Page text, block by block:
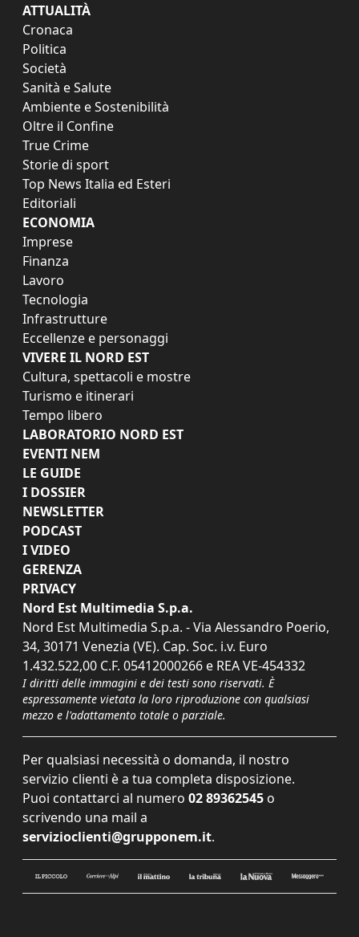
ATTUALITÀ
Cronaca
Politica
Società
Sanità e Salute
Ambiente e Sostenibilità
Oltre il Confine
True Crime
Storie di sport
Top News Italia ed Esteri
Editoriali
ECONOMIA
Imprese
Finanza
Lavoro
Tecnologia
Infrastrutture
Eccellenze e personaggi
VIVERE IL NORD EST
Cultura, spettacoli e mostre
Turismo e itinerari
Tempo libero
LABORATORIO NORD EST
EVENTI NEM
LE GUIDE
I DOSSIER
NEWSLETTER
PODCAST
I VIDEO
GERENZA
PRIVACY
Nord Est Multimedia S.p.a.
Nord Est Multimedia S.p.a. - Via Alessandro Poerio,
34, 30171 Venezia (VE). Cap. Soc. i.v. Euro
1.432.522,00 C.F. 05412000266 e REA VE-454332
I diritti delle immagini e dei testi sono riservati. È
espressamente vietata la loro riproduzione con qualsiasi
mezzo e l'adattamento totale o parziale.
Per qualsiasi necessità o domanda, il nostro
servizio clienti è a tua completa disposizione.
Puoi contattarci al numero 02 89362545 o
scrivendo una mail a
servizioclienti@grupponem.it.